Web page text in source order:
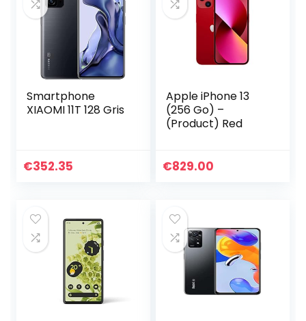
Smartphone
XIAOMI 11T 128 Gris
€352.35
Apple iPhone 13
(256 Go) –
(Product) Red
€829.00